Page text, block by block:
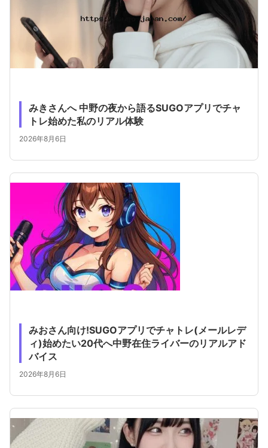
みきさんへ 中野の夜から語るSUGOアプリでチャ
トレ始めた私のリアル体験
2026年8月6日
みおさん向け!SUGOアプリでチャトレ(メールレデ
ィ)始めたい20代へ中野在住ライバーのリアルアド
バイス
2026年8月6日